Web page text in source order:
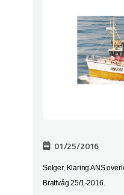
01/25/2016
Selger, Klaring ANS
Brattvåg 25/1-2016.